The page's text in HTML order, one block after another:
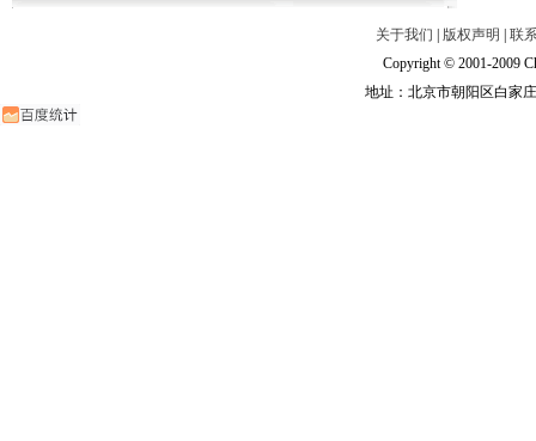
关于我们 版权声明
联
Copyright © 2001-2009
地址：北京市朝阳区白家